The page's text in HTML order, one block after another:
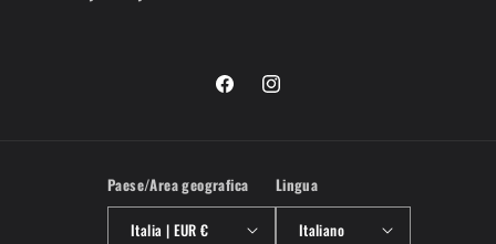
FacebookInstagram
Paese/Area geografica
Italia | EUR €
Lingua
Italiano